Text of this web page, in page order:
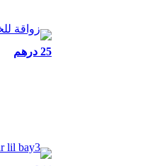
25 درهم